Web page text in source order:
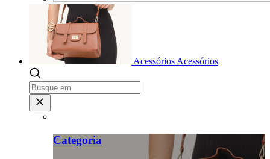
Acessórios Acessórios
Categoria